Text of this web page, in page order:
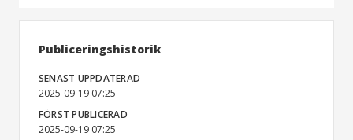
Publiceringshistorik
SENAST UPPDATERAD
2025-09-19 07:25
FÖRST PUBLICERAD
2025-09-19 07:25